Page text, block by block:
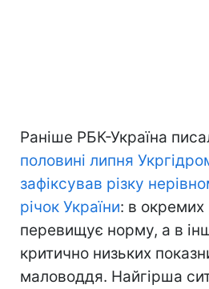
Раніше РБК-Україна
половині липня
зафіксував різку
річок України: в окремих
перевищує норму, а в
критично низьких
маловоддя. Найгірша